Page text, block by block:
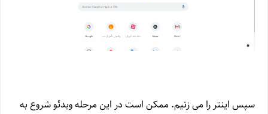
سپس اینتر را می زنیم. ممکن است در این مرحله ویدئو شروع به